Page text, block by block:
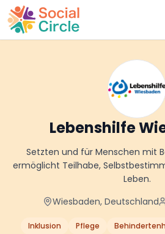
Social Circle
Lebenshilfe
Setzten und für Menschen mit
ermöglicht Teilhabe,
Leben.
Wiesbaden, Deutschland
Inklusion Pflege